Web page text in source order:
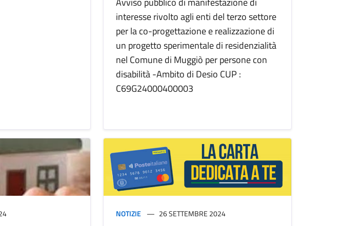
interesse rivolto agli enti del terzo settore
per la co-progettazione e realizzazione di
un progetto sperimentale di residenzialità
nel Comune di Muggiò per persone con
disabilità -Ambito di Desio CUP :
C69G24000400003
NOTIZIE 26 SETTEMBRE 2024